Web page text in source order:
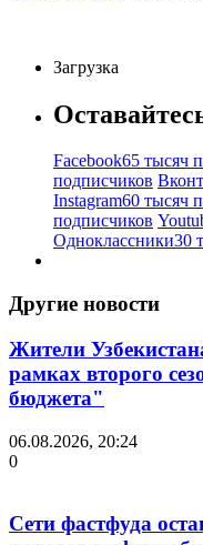
Загрузка
Facebook65 тысяч
подписчиков
Instagram60 тысяч
подписчиков
Одноклассники30
Другие новости
Жители
рамках второго
бюджета"
06.08.2026, 20:24
0
Сети фастфуда